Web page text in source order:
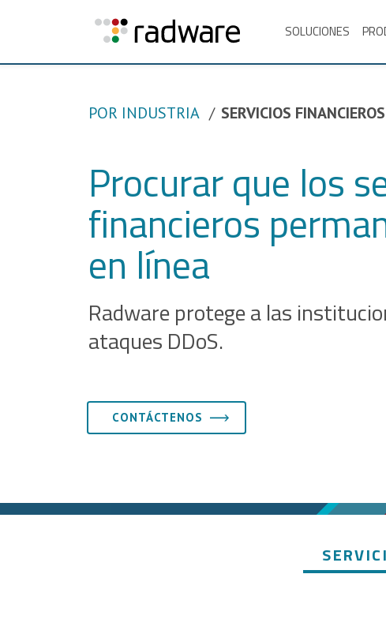
SOLUCIONES
POR INDUSTRIA SERVICIOS FINANCIEROS
Procurar que los
financieros
en línea
Radware protege a las
ataques DDoS.
CONTÁCTENOS